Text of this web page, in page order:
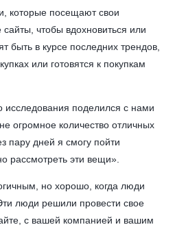
которые посещают свои
чтобы вдохновиться или
быть в курсе последних трендов,
или готовятся к покупкам
исследования поделился с нами
огромное количество отличных
пару дней я смогу пойти
рассмотреть эти вещи».
но хорошо, когда люди
люди решили провести свое
с вашей компанией и вашим